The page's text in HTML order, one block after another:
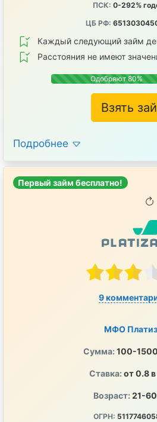
ПСК: 0-292%
ЦБ РФ:
Каждый следующий займ
Расстояния не имеют
Одобряют 80%
Взять
Подробнее
Первый займ бесплатно!
9
МФО
Сумма: 100-
Ставка: от 0.8
Возраст: 21-
ОГРН: